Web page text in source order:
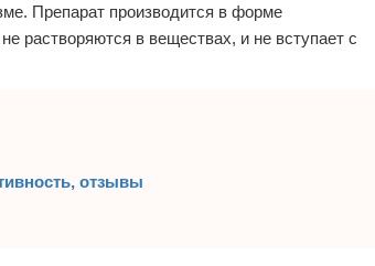
Препарат производится в форме
растворяются в веществах, и не вступает с
отзывы